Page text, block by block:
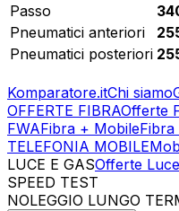
Passo
Pneumatici anteriori
Pneumatici posteriori
Komparatore.itChi siamo
OFFERTE FIBRAOfferte
FWAFibra + Mobile
TELEFONIA MOBILE
LUCE E GASOfferte Luce
SPEED TEST
NOLEGGIO LUNGO